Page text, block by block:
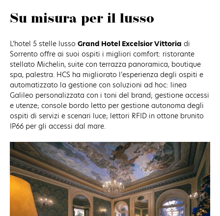
Su misura per il lusso
L’hotel 5 stelle lusso Grand Hotel Excelsior Vittoria di
Sorrento offre ai suoi ospiti i migliori comfort: ristorante
stellato Michelin, suite con terrazza panoramica, boutique
spa, palestra. HCS ha migliorato l’esperienza degli ospiti e
automatizzato la gestione con soluzioni ad hoc: linea
Galileo personalizzata con i toni del brand; gestione accessi
e utenze; console bordo letto per gestione autonoma degli
ospiti di servizi e scenari luce; lettori RFID in ottone brunito
IP66 per gli accessi dal mare.